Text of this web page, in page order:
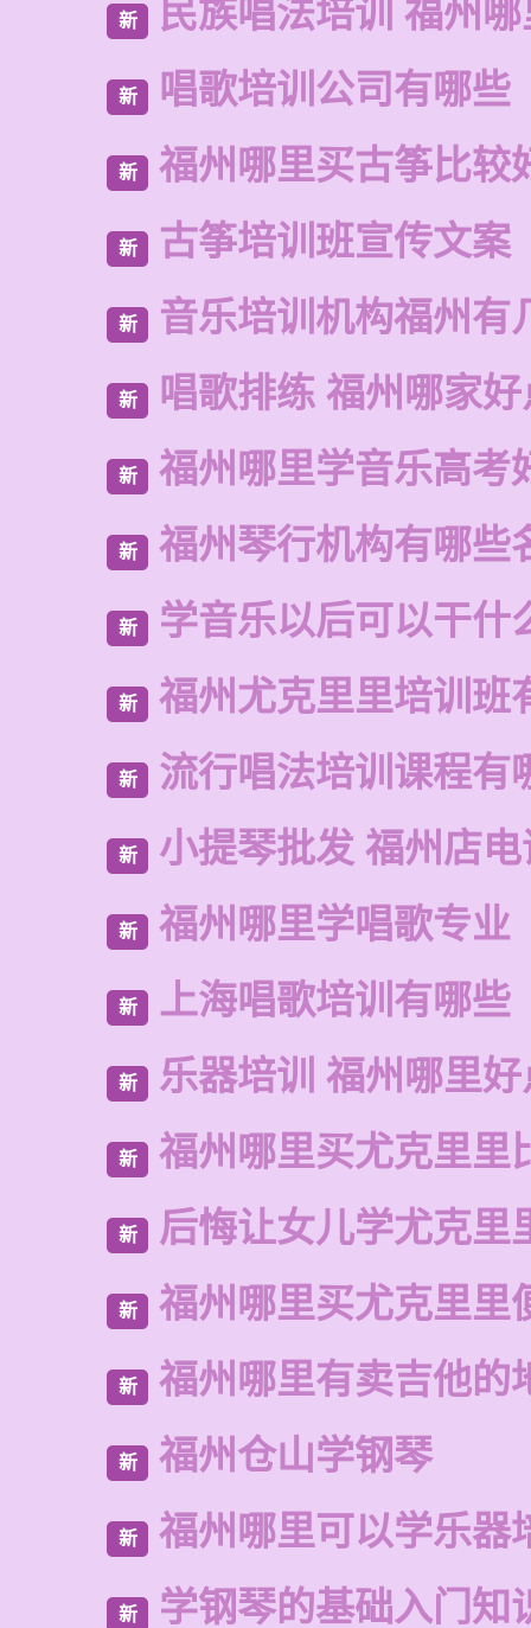
新 民族唱法培训 福州
新 唱歌培训公司有哪些
新 福州哪里买古筝比较
新 古筝培训班宣传文案
新 音乐培训机构福州有
新 唱歌排练 福州哪家好
新 福州哪里学音乐高考
新 福州琴行机构有哪些
新 学音乐以后可以干什
新 福州尤克里里培训班
新 流行唱法培训课程有
新 小提琴批发 福州店电
新 福州哪里学唱歌专业
新 上海唱歌培训有哪些
新 乐器培训 福州哪里
新 福州哪里买尤克里里
新 后悔让女儿学尤克里
新 福州哪里买尤克里里
新 福州哪里有卖吉他的
新 福州仓山学钢琴
新 福州哪里可以学乐器
新 学钢琴的基础入门知